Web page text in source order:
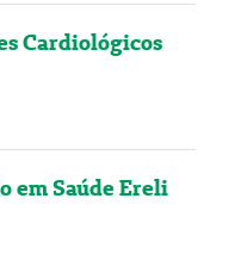
Cardiológicos
em Saúde Ereli